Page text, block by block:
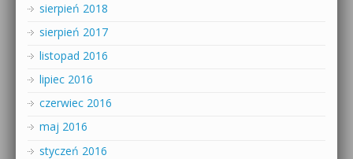
sierpień 2018
sierpień 2017
listopad 2016
lipiec 2016
czerwiec 2016
maj 2016
styczeń 2016